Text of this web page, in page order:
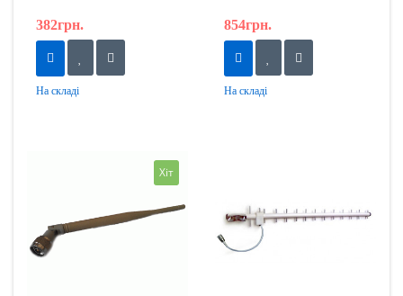
382грн.
На складі
854грн.
На складі
Хіт